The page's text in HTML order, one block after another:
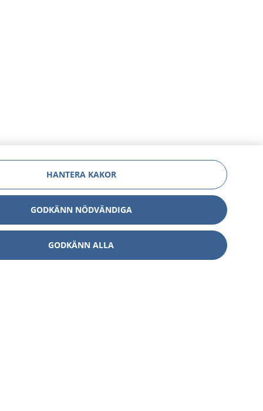
HANTERA KAKOR
GODKÄNN NÖDVÄNDIGA
GODKÄNN ALLA